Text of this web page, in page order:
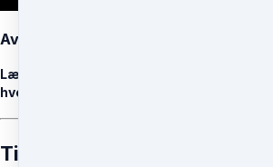
Avanceret Regression
Lær hvordan du får succes med
hvergang!
Tilbageføring (regression) i